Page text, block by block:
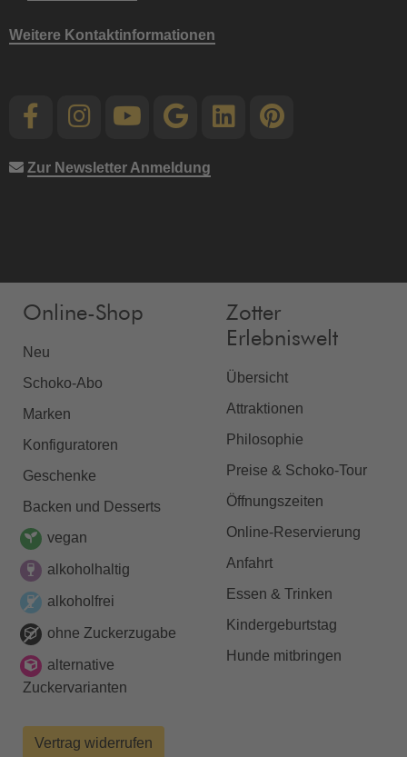
Weitere Kontaktinformationen
Zur Newsletter Anmeldung
Online-Shop
Neu
Schoko-Abo
Marken
Konfiguratoren
Geschenke
Backen und Desserts
vegan
alkoholhaltig
alkoholfrei
ohne Zuckerzugabe
alternative
Zuckervarianten
Vertrag widerrufen
Zotter
Erlebniswelt
Übersicht
Attraktionen
Philosophie
Preise & Schoko-Tour
Öffnungszeiten
Online-Reservierung
Anfahrt
Essen & Trinken
Kindergeburtstag
Hunde mitbringen